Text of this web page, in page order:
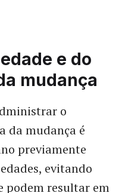
e do
mudança
o
da mudança é
previamente
evitando
podem resultar em